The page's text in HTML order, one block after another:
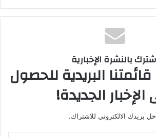
بالنشرة الإخبارية
البريدية للحصول
الجديدة!
بريدك الالكتروني للاشتراك.